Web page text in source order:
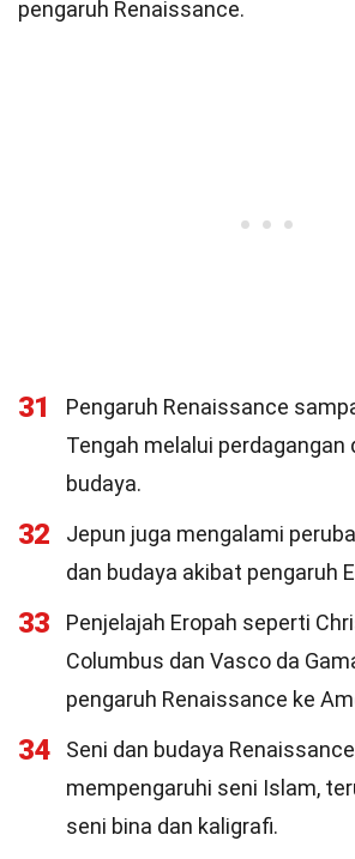
pengaruh Renaissance.
31
Pengaruh Renaissance
Tengah melalui perdagangan
budaya.
32
Jepun juga mengalami
dan budaya akibat pengaruh
33
Penjelajah Eropah seperti
Columbus dan Vasco da
pengaruh Renaissance ke
34
Seni dan budaya
mempengaruhi seni Islam,
seni bina dan kaligrafi.